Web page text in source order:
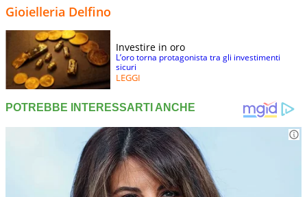
Gioielleria Delfino
Investire in oro
L’oro torna protagonista tra gli investimenti
sicuri
LEGGI